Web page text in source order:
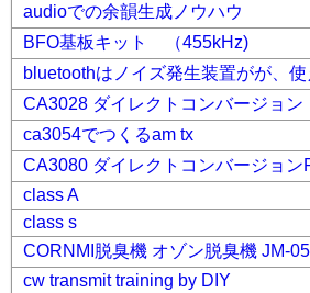
audioでの余韻生成ノウハウ
BFO基板キット （455kHz)
bluetoothはノイズ発生装置がが、使
CA3028 ダイレクトコンバージョン
ca3054でつくるam tx
CA3080 ダイレクトコンバージョン
class A
class s
CORNMI脱臭機 オゾン脱臭機 JM-
cw transmit training by DIY